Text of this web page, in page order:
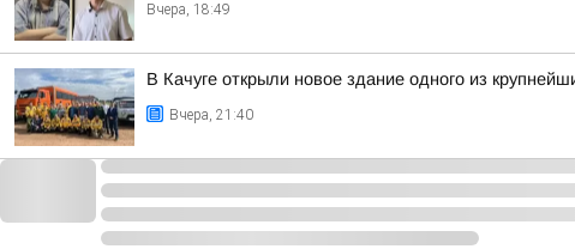
Вчера, 18:49
В Качуге открыли новое здание одного из
Вчера, 21:40